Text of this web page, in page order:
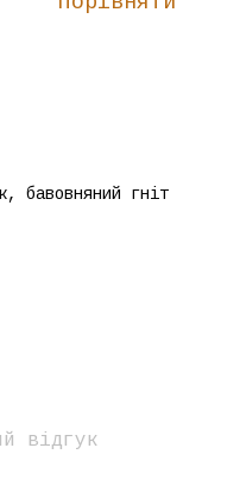
бавовняний гніт
відгук